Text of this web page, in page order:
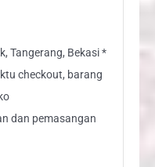
Tangerang, Bekasi *
checkout, barang
dan pemasangan